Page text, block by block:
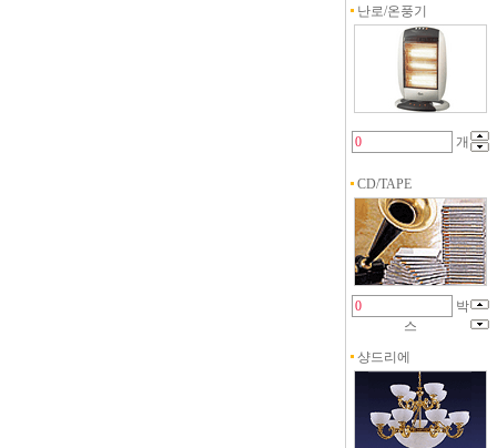
난로/온풍기
개
CD/TAPE
박
스
샹드리에